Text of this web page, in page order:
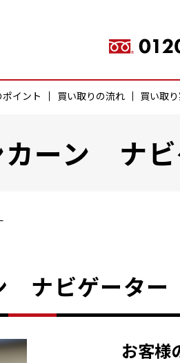
イント 買い取りの流れ 買い取
カーン ナビ
ナビゲーター
お客様